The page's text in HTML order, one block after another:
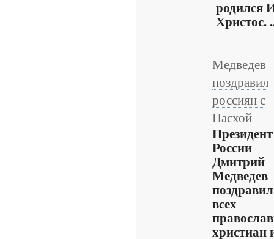
родился
Христос.
Медведев
поздравил
россиян с
Пасхой
Президент
России
Дмитрий
Медведев
поздравил
всех
христиан